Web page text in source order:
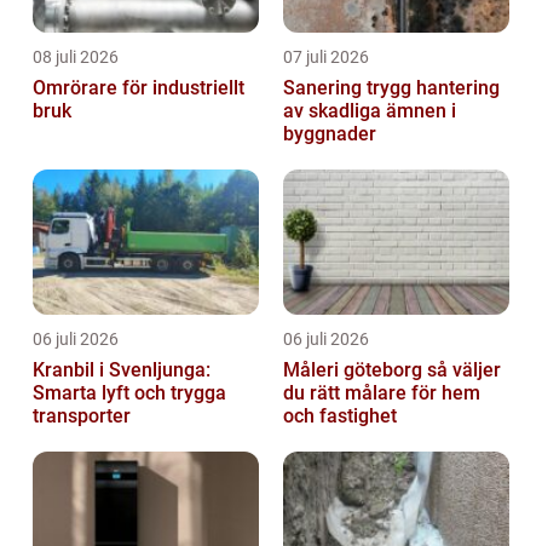
08 juli 2026
Omrörare för industriellt
bruk
07 juli 2026
Sanering trygg hantering
av skadliga ämnen i
byggnader
06 juli 2026
Kranbil i Svenljunga:
Smarta lyft och trygga
transporter
06 juli 2026
Måleri göteborg så väljer
du rätt målare för hem
och fastighet